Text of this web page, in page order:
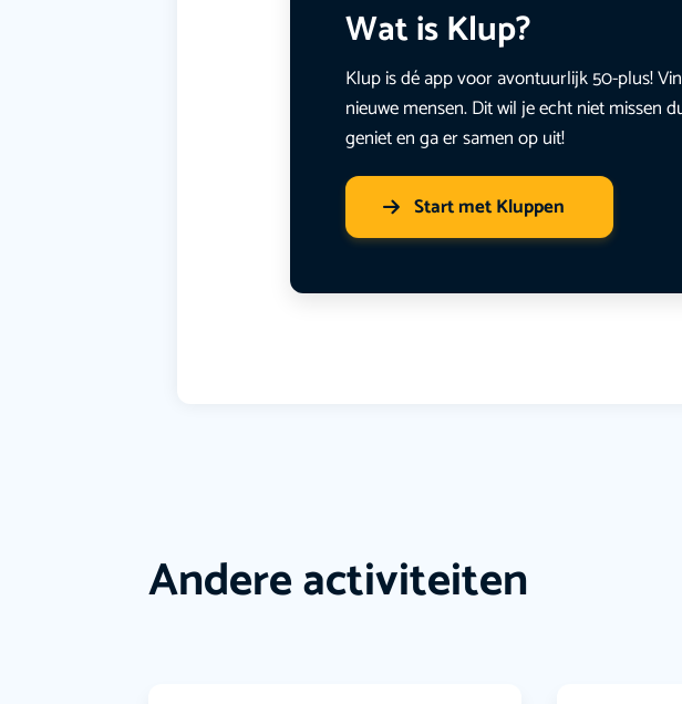
Wat is Klup?
Klup is dé app voor avontuurlijk 50-plus!
nieuwe mensen. Dit wil je echt niet missen
geniet en ga er samen op uit!
Start met Kluppen
Andere activiteiten